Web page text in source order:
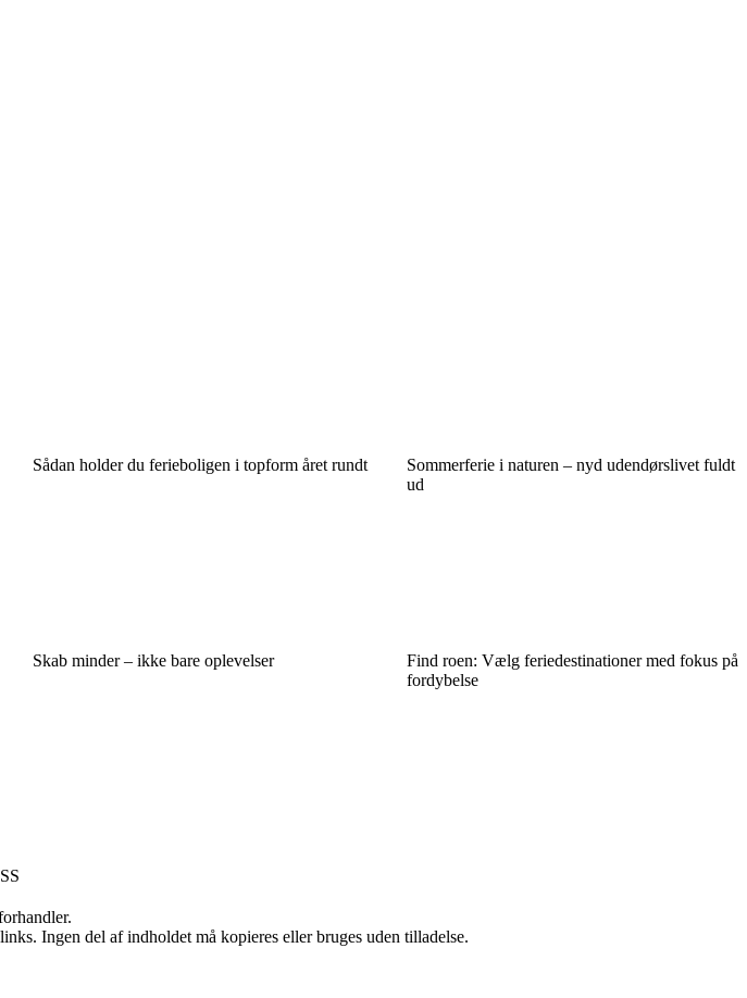
Sådan holder du ferieboligen i topform året rundt
Sommerferie i naturen – nyd udendørslivet fuldt
ud
Skab minder – ikke bare oplevelser
Find roen: Vælg feriedestinationer med fokus på
fordybelse
Ingen del af indholdet må kopieres eller bruges uden tilladelse.